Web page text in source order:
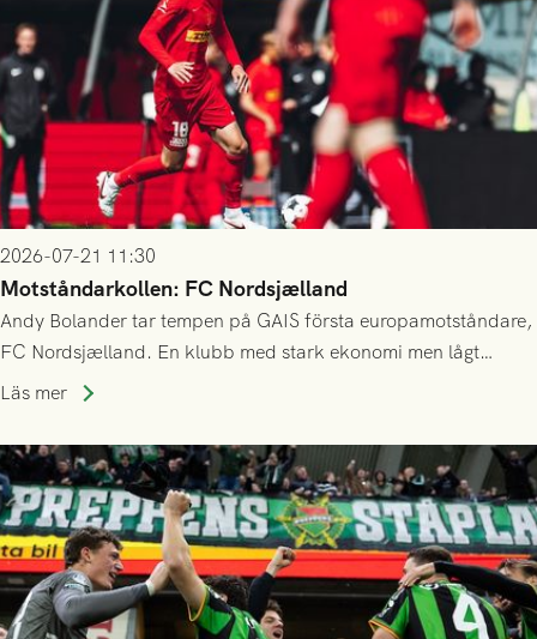
2026-07-21 11:30
Motståndarkollen: FC Nordsjælland
Andy Bolander tar tempen på GAIS första europamotståndare,
FC Nordsjælland. En klubb med stark ekonomi men lågt
publiksnitt, ett lag med både kollektiv styrka och individuell
Läs mer